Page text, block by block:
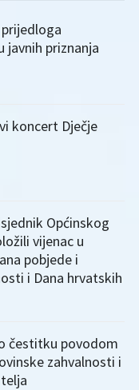
prijedloga
javnih priznanja
koncert Dječje
Općinskog
vijenac u
pobjede i
i Dana hrvatskih
čestitku povodom
zahvalnosti i